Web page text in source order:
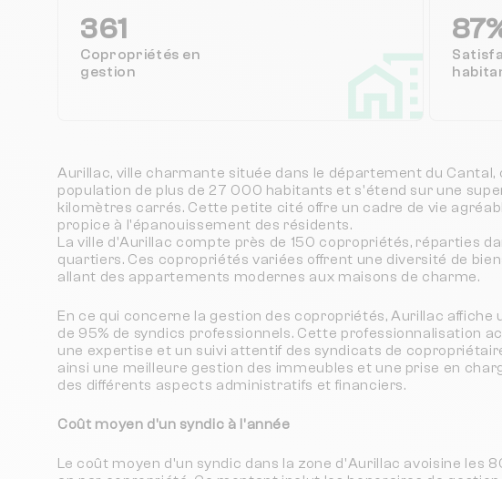
361
Copropriétés en
gestion
Aurillac, ville charmante située dans le département du Cantal,
population de plus de 27 000 habitants et s'étend sur une
kilomètres carrés. Cette petite cité offre un cadre de vie
propice à l'épanouissement des résidents.
La ville d'Aurillac compte près de 150 copropriétés, réparties
quartiers. Ces copropriétés variées offrent une diversité de
allant des appartements modernes aux maisons de charme.
En ce qui concerne la gestion des copropriétés, Aurillac affiche
de 95% de syndics professionnels. Cette professionnalisation
une expertise et un suivi attentif des syndicats de
ainsi une meilleure gestion des immeubles et une prise en
des différents aspects administratifs et financiers.
Coût moyen d'un syndic à l'année
Le coût moyen d'un syndic dans la zone d'Aurillac avoisine les